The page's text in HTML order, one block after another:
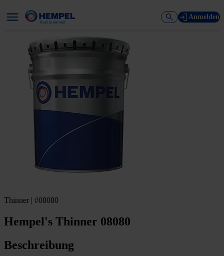
Anmelden
Thinner | #08080
Hempel's Thinner 08080
Beschreibung